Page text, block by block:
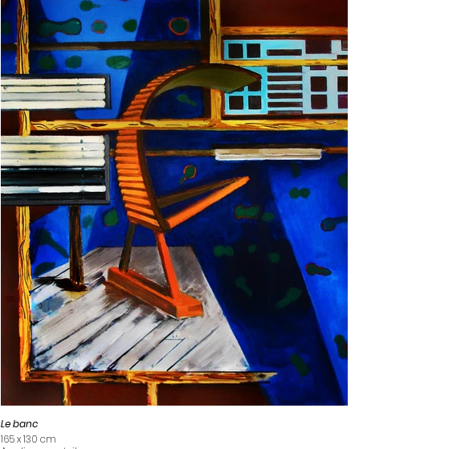
Le banc
165 x 130 cm